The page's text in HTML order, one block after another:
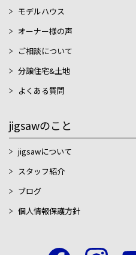
モデルハウス
オーナー様の声
ご相談について
分譲住宅&土地
よくある質問
jigsawのこと
jigsawについて
スタッフ紹介
ブログ
個人情報保護方針